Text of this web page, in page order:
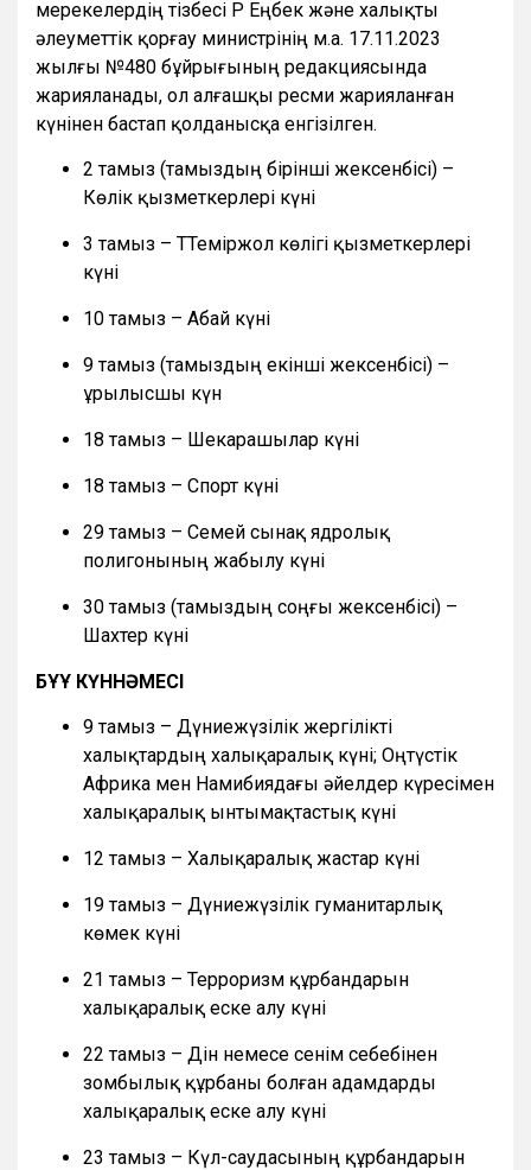
мерекелердің тізбесі ҚР Еңбек және халықты
әлеуметтік қорғау министрінің м.а. 17.11.2023
жылғы №480 бұйрығының редакциясында
жарияланады, ол алғашқы ресми жарияланған
күнінен бастап қолданысқа енгізілген.
2 тамыз (тамыздың бірінші жексенбісі) –
Көлік қызметкерлері күні
3 тамыз – ТТеміржол көлігі қызметкерлері
күні
10 тамыз – Абай күні
9 тамыз (тамыздың екінші жексенбісі) –
Құрылысшы күн
18 тамыз – Шекарашылар күні
18 тамыз – Спорт күні
29 тамыз – Семей сынақ ядролық
полигонының жабылу күні
30 тамыз (тамыздың соңғы жексенбісі) –
Шахтер күні
БҰҰ КҮННӘМЕСІ
9 тамыз – Дүниежүзілік жергілікті
халықтардың халықаралық күні; Оңтүстік
Африка мен Намибиядағы әйелдер күресімен
халықаралық ынтымақтастық күні
12 тамыз – Халықаралық жастар күні
19 тамыз – Дүниежүзілік гуманитарлық
көмек күні
21 тамыз – Терроризм құрбандарын
халықаралық еске алу күні
22 тамыз – Дін немесе сенім себебінен
зомбылық құрбаны болған адамдарды
халықаралық еске алу күні
23 тамыз – Күл-саудасының құрбандарын